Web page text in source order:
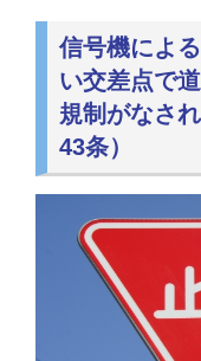
信号機によ
い交差点で
規制がなさ
43条）